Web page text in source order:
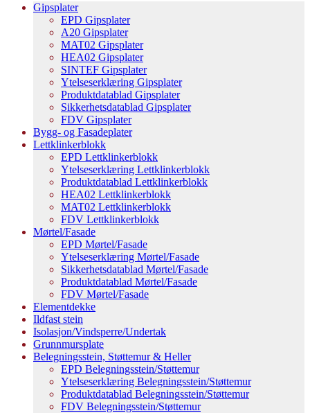
Gipsplater
EPD Gipsplater
A20 Gipsplater
MAT02 Gipsplater
HEA02 Gipsplater
SINTEF Gipsplater
Ytelseserklæring Gipsplater
Produktdatablad Gipsplater
Sikkerhetsdatablad Gipsplater
FDV Gipsplater
Bygg- og Fasadeplater
Lettklinkerblokk
EPD Lettklinkerblokk
Ytelseserklæring Lettklinkerblokk
Produktdatablad Lettklinkerblokk
HEA02 Lettklinkerblokk
MAT02 Lettklinkerblokk
FDV Lettklinkerblokk
Mørtel/Fasade
EPD Mørtel/Fasade
Ytelseserklæring Mørtel/Fasade
Sikkerhetsdatablad Mørtel/Fasade
Produktdatablad Mørtel/Fasade
FDV Mørtel/Fasade
Elementdekke
Ildfast stein
Isolasjon/Vindsperre/Undertak
Grunnmursplate
Belegningsstein, Støttemur & Heller
EPD Belegningsstein/Støttemur
Ytelseserklæring Belegningsstein/Støttemur
Produktdatablad Belegningsstein/Støttemur
FDV Belegningsstein/Støttemur